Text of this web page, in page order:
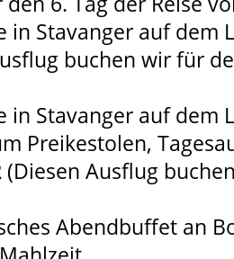
in Stavanger auf dem
buchen wir für
in Stavanger auf dem
Preikestolen,
(Diesen Ausflug
Abendbuffet an